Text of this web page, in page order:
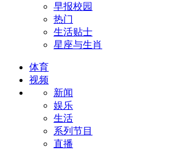
早报校园
热门
生活贴士
星座与生肖
体育
视频
新闻
娱乐
生活
系列节目
直播